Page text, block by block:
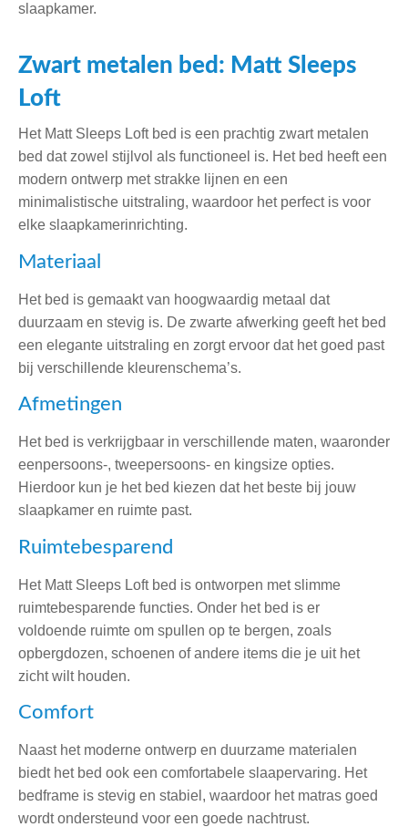
slaapkamer.
Zwart metalen bed: Matt Sleeps
Loft
Het Matt Sleeps Loft bed is een prachtig zwart metalen
bed dat zowel stijlvol als functioneel is. Het bed heeft een
modern ontwerp met strakke lijnen en een
minimalistische uitstraling, waardoor het perfect is voor
elke slaapkamerinrichting.
Materiaal
Het bed is gemaakt van hoogwaardig metaal dat
duurzaam en stevig is. De zwarte afwerking geeft het bed
een elegante uitstraling en zorgt ervoor dat het goed past
bij verschillende kleurenschema’s.
Afmetingen
Het bed is verkrijgbaar in verschillende maten, waaronder
eenpersoons-, tweepersoons- en kingsize opties.
Hierdoor kun je het bed kiezen dat het beste bij jouw
slaapkamer en ruimte past.
Ruimtebesparend
Het Matt Sleeps Loft bed is ontworpen met slimme
ruimtebesparende functies. Onder het bed is er
voldoende ruimte om spullen op te bergen, zoals
opbergdozen, schoenen of andere items die je uit het
zicht wilt houden.
Comfort
Naast het moderne ontwerp en duurzame materialen
biedt het bed ook een comfortabele slaapervaring. Het
bedframe is stevig en stabiel, waardoor het matras goed
wordt ondersteund voor een goede nachtrust.